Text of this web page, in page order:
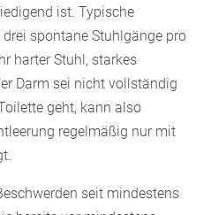
ist. Typische
spontane Stuhlgänge pro
harter Stuhl, starkes
Darm sei nicht vollständig
geht, kann also
regelmäßig nur mit
seit mindestens